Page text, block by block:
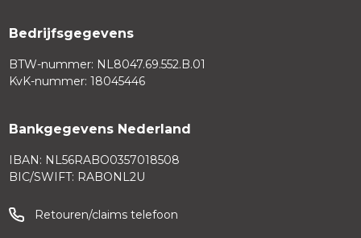
Bedrijfsgegevens
BTW-nummer: NL8047.69.552.B.01
KvK-nummer: 18045446
Bankgegevens Nederland
IBAN: NL56RABO0357018508
BIC/SWIFT: RABONL2U
Retouren/claims telefoon